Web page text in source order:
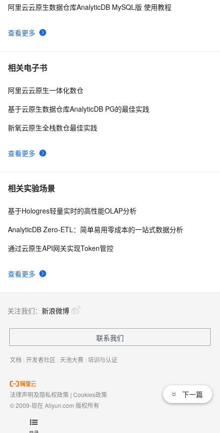
查看更多
阿里云云原生数据仓库AnalyticDB MySQL版 使用教程
相关电子书
查看更多
阿里云云原生一体化数仓
基于云原生数据仓库AnalyticDB PG的最佳实践
新氧云原生全栈数仓最佳实践
相关实验场景
查看更多
基于Hologres轻量实时的高性能OLAP分析
AnalyticDB Zero-ETL：简单易用零成本的一站式数据分析
通过云原生API网关实现Token管控
下一篇
关注我们： 新浪微博
联系我们
文档 | 开发者社区 | 天池大赛 | 培训与认证
法律声明及隐私权政策 | Cookies政策
© 2009-现在 Aliyun.com 版权所有
域名注册服务机构许可：